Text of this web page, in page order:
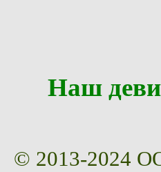
Наш
© 2013-2024 ОО